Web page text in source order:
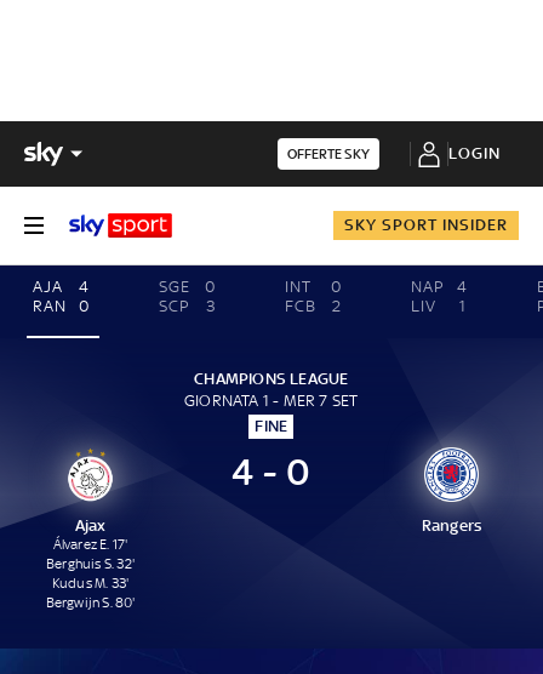
OFFERTE SKY LOGIN
SKY SPORT INSIDER
AJA
4
RAN
0
SGE
0
SCP
3
INT
0
FCB
2
NAP
4
LIV
1
CHAMPIONS LEAGUE
GIORNATA 1 - MER 7 SET
FINE
Ajax
Álvarez E. 17'
Berghuis S. 32'
Kudus M. 33'
Bergwijn S. 80'
4 - 0
Rangers